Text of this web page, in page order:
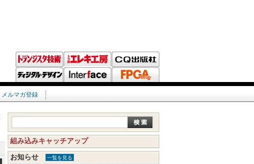
メルマガ登録
組み込みキャッチアップ
お知らせ 一覧を見る